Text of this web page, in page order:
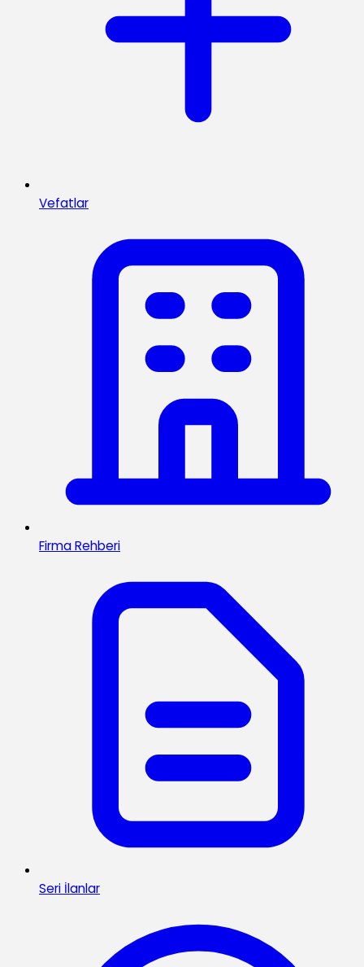
Vefatlar
Firma Rehberi
Seri İlanlar